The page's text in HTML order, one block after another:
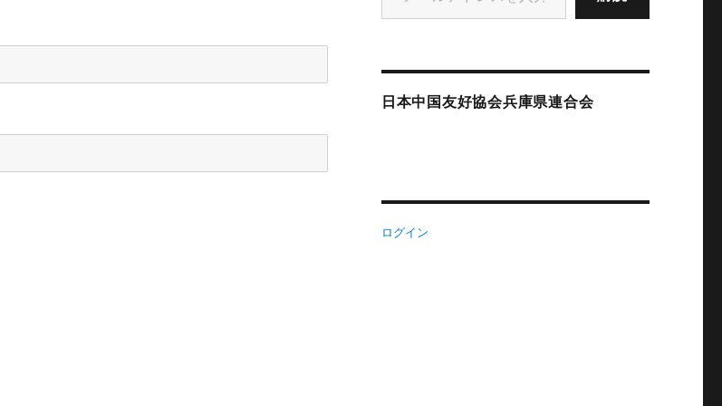
日本中国友好協会兵庫県連合会
ログイン